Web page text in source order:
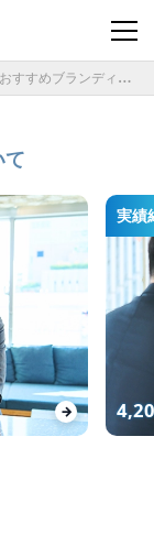
ブランディング会社一覧！
て
→
実績